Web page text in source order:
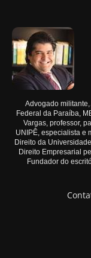
Advogado
Federal da Paraíba,
Vargas, professor,
UNIPÊ, especialista e
Direito da
Direito Empresarial
Fundador do